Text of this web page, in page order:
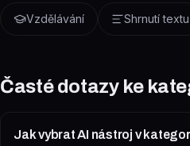
Vzdělávání Shrnutí textu
Časté dotazy ke
Jak vybrat AI nástroj v